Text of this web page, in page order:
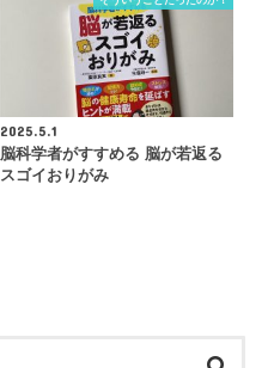
2025.5.1
脳科学者がすすめる 脳が若返る
スゴイおりがみ